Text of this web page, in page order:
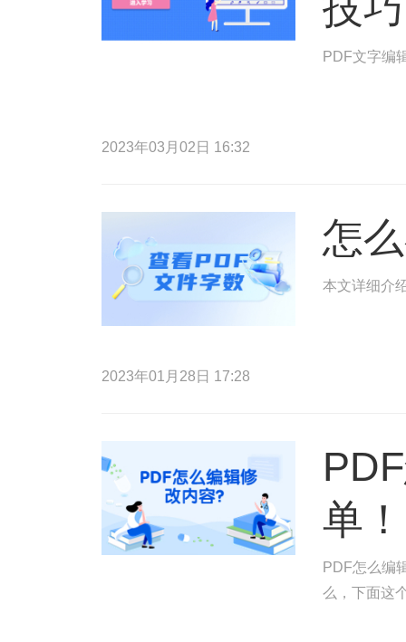
PDF文字编
2023年03月02日 16:32
怎
本文详细介
2023年01月28日 17:28
单！
PDF怎么编
么，下面这